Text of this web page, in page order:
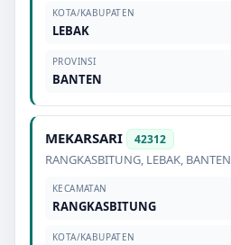
KOTA/KABUPATEN
LEBAK
PROVINSI
BANTEN
MEKARSARI 42312
RANGKASBITUNG, LEBAK, BANTEN
KECAMATAN
RANGKASBITUNG
KOTA/KABUPATEN